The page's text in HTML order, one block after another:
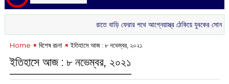
রাতে বাড়ি ফেরার পথে আগ্নেয়াস্ত্র ঠেকিয়ে যুবকের সোনার চেন
Home বিশেষ রচনা ‌ইতিহাসে আজ : ৮ নভেম্বর, ২০২১
‌ইতিহাসে আজ : ৮ নভেম্বর, ২০২১